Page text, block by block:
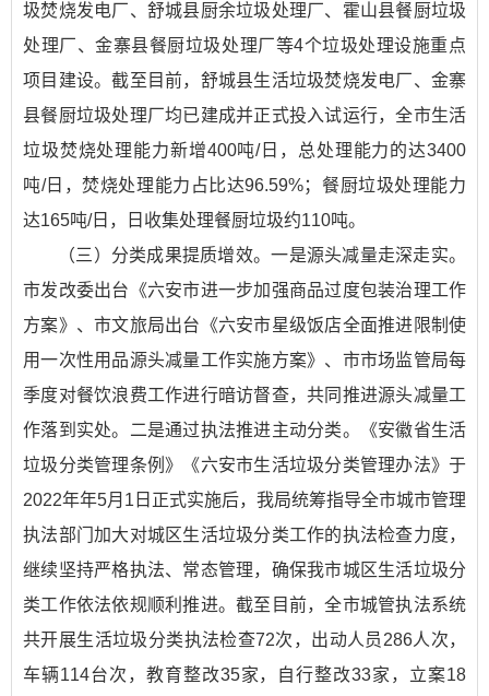
圾焚烧发电厂、舒城县厨余垃圾处理厂、霍山县餐厨垃圾
处理厂、金寨县餐厨垃圾处理厂等4个垃圾处理设施重点
项目建设。截至目前，舒城县生活垃圾焚烧发电厂、金寨
县餐厨垃圾处理厂均已建成并正式投入试运行，全市生活
垃圾焚烧处理能力新增400吨/日，总处理能力的达3400
吨/日，焚烧处理能力占比达96.59%；餐厨垃圾处理能力
达165吨/日，日收集处理餐厨垃圾约110吨。
（三）分类成果提质增效。一是源头减量走深走实。
市发改委出台 《六安市进一步加强商品过度包装治理工作
方案》 、市文旅局出台 《六安市星级饭店全面推进限制使
用一次性用品源头减量工作实施方案》 、市市场监管局每
季度对餐饮浪费工作进行暗访督查，共同推进源头减量工
作落到实处。二是通过执法推进主动分类。
《安徽省生活
垃圾分类管理条例》
《六安市生活垃圾分类管理办法》 于
2022年年5月1日正式实施后，我局统筹指导全市城市管理
执法部门加大对城区生活垃圾分类工作的执法检查力度，
继续坚持严格执法、常态管理，确保我市城区生活垃圾分
类工作依法依规顺利推进。截至目前，全市城管执法系统
共开展生活垃圾分类执法检查72次，出动人员286人次，
车辆114台次，教育整改35家，自行整改33家，立案18